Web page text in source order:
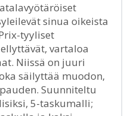
sinua oikeista
tyyliset
vartaloa
Niissä on juuri
säilyttää muodon,
Suunniteltu
5-taskumalli;